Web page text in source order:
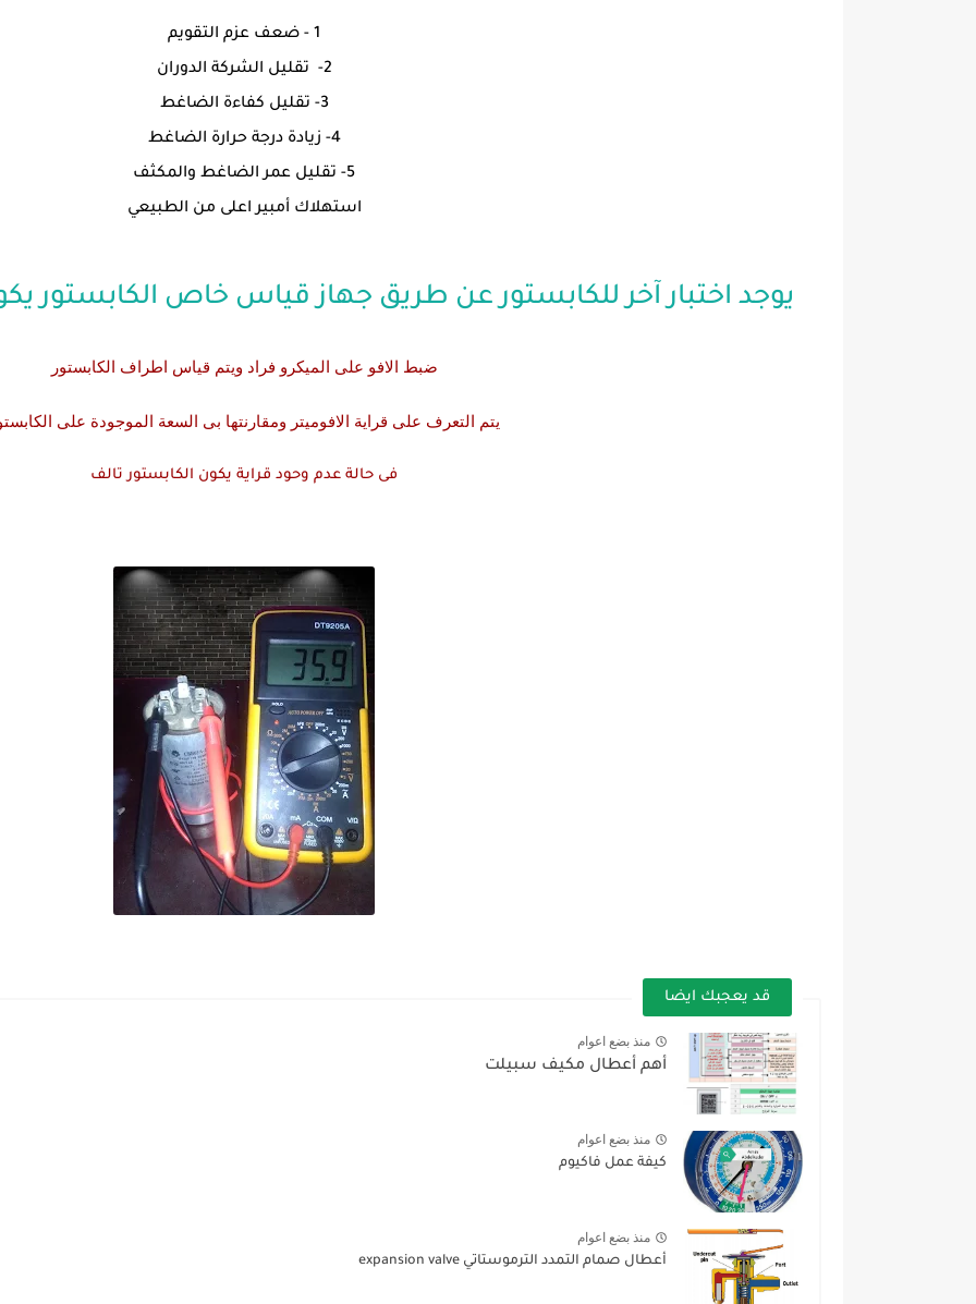
1 - ضعف عزم التقويم
2- تقليل الشركة الدوران
3- تقليل كفاءة الضاغط
4- زيادة درجة حرارة الضاغط
5- تقليل عمر الضاغط والمكثف
استهلاك أمبير اعلى من الطبيعي
يوجد اختبار آخر للكابستور عن طريق جهاز قياس خاص الكابستور
ضبط الافو على الميكرو فراد ويتم قياس اطراف الكابستور
يتم التعرف على قراية الافوميتر ومقارنتها بى السعة الموجودة على
فى حالة عدم وحود قراية يكون الكابستور تالف
قد يعجبك ايضا
منذ بضع اعوام
أهم أعطال مكيف سبيلت
منذ بضع اعوام
كيفة عمل فاكيوم
منذ بضع اعوام
أعطال صمام التمدد الترموستاتي expansion valve